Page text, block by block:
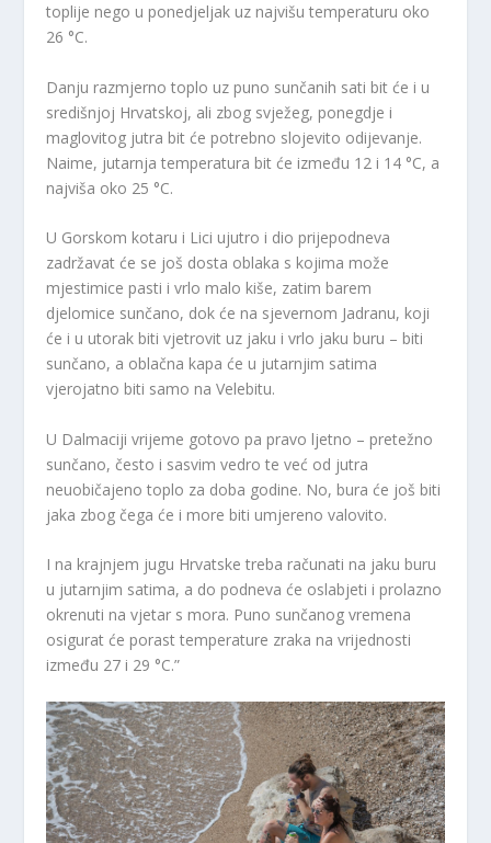
toplije nego u ponedjeljak uz najvišu temperaturu oko
26 °C.
Danju razmjerno toplo uz puno sunčanih sati bit će i u
središnjoj Hrvatskoj, ali zbog svježeg, ponegdje i
maglovitog jutra bit će potrebno slojevito odijevanje.
Naime, jutarnja temperatura bit će između 12 i 14 °C, a
najviša oko 25 °C.
U Gorskom kotaru i Lici ujutro i dio prijepodneva
zadržavat će se još dosta oblaka s kojima može
mjestimice pasti i vrlo malo kiše, zatim barem
djelomice sunčano, dok će na sjevernom Jadranu, koji
će i u utorak biti vjetrovit uz jaku i vrlo jaku buru – biti
sunčano, a oblačna kapa će u jutarnjim satima
vjerojatno biti samo na Velebitu.
U Dalmaciji vrijeme gotovo pa pravo ljetno – pretežno
sunčano, često i sasvim vedro te već od jutra
neuobičajeno toplo za doba godine. No, bura će još biti
jaka zbog čega će i more biti umjereno valovito.
I na krajnjem jugu Hrvatske treba računati na jaku buru
u jutarnjim satima, a do podneva će oslabjeti i prolazno
okrenuti na vjetar s mora. Puno sunčanog vremena
osigurat će porast temperature zraka na vrijednosti
između 27 i 29 °C.”